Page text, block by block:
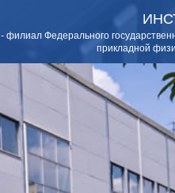
- филиал Федерального
прикладной